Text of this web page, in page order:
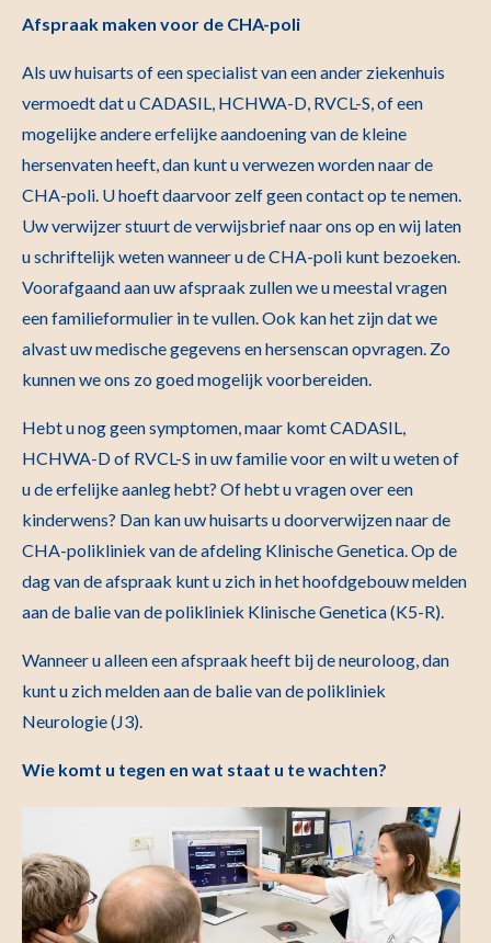
Afspraak maken voor de CHA-poli
Als uw huisarts of een specialist van een ander ziekenhuis
vermoedt dat u CADASIL, HCHWA-D, RVCL-S, of een
mogelijke andere erfelijke aandoening van de kleine
hersenvaten heeft, dan kunt u verwezen worden naar de
CHA-poli. U hoeft daarvoor zelf geen contact op te nemen.
Uw verwijzer stuurt de verwijsbrief naar ons op en wij laten
u schriftelijk weten wanneer u de CHA-poli kunt bezoeken.
Voorafgaand aan uw afspraak zullen we u meestal vragen
een familieformulier in te vullen. Ook kan het zijn dat we
alvast uw medische gegevens en hersenscan opvragen. Zo
kunnen we ons zo goed mogelijk voorbereiden.
Hebt u nog geen symptomen, maar komt CADASIL,
HCHWA-D of RVCL-S in uw familie voor en wilt u weten of
u de erfelijke aanleg hebt? Of hebt u vragen over een
kinderwens? Dan kan uw huisarts u doorverwijzen naar de
CHA-polikliniek van de afdeling Klinische Genetica. Op de
dag van de afspraak kunt u zich in het hoofdgebouw melden
aan de balie van de polikliniek Klinische Genetica (K5-R).
Wanneer u alleen een afspraak heeft bij de neuroloog, dan
kunt u zich melden aan de balie van de polikliniek
Neurologie (J3).
Wie komt u tegen en wat staat u te wachten?